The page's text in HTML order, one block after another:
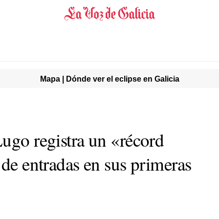
Mapa | Dónde ver el eclipse en Galicia
registra un «récord
entradas en sus primeras